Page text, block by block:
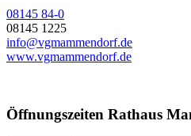
08145 84-0
08145 1225
info@vgmammendorf.de
www.vgmammendorf.de
Öffnungszeiten Rathaus